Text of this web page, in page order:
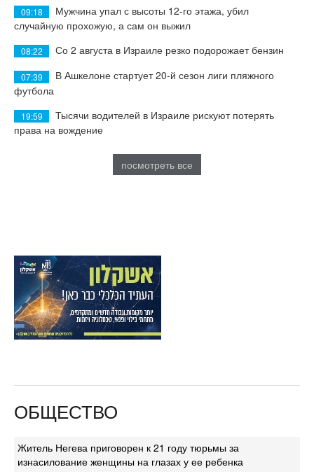
09:18
Мужчина упал с высоты 12-го этажа, убил
случайную прохожую, а сам он выжил
08:22 Со 2 августа в Израиле резко подорожает бензин
07:39
В Ашкелоне стартует 20-й сезон лиги пляжного
футбола
19:59
Тысячи водителей в Израиле рискуют потерять
права на вождение
посмотреть все
ОБЩЕСТВО
Житель Негева приговорен к 21 году тюрьмы за
изнасилование женщины на глазах у ее ребенка